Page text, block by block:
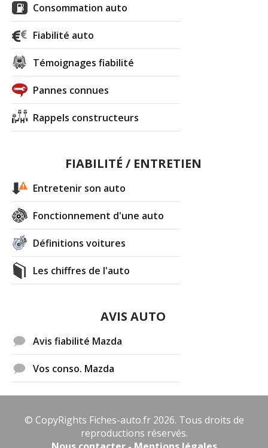
Consommation auto
Fiabilité auto
Témoignages fiabilité
Pannes connues
Rappels constructeurs
FIABILITÉ / ENTRETIEN
Entretenir son auto
Fonctionnement d'une auto
Définitions voitures
Les chiffres de l'auto
AVIS AUTO
Avis fiabilité Mazda
Vos conso. Mazda
© CopyRights Fiches-auto.fr 2026. Tous droits de
reproductions réservés.